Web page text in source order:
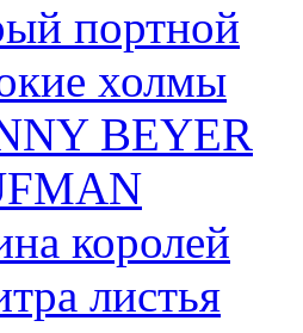
портной
холмы
BEYER
королей
листья